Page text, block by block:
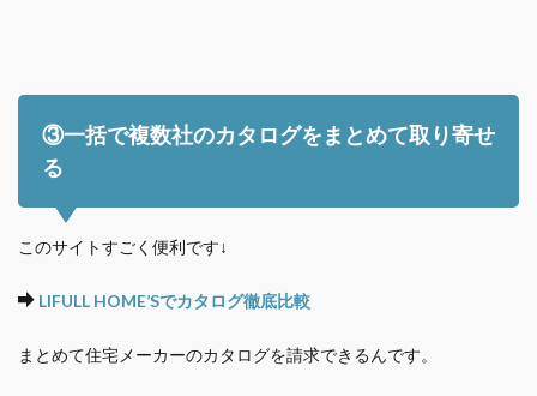
③一括で複数社のカタログをまとめて取り寄せ
る
このサイトすごく便利です↓
LIFULL HOME’Sでカタログ徹底比較
まとめて住宅メーカーのカタログを請求できるんです。